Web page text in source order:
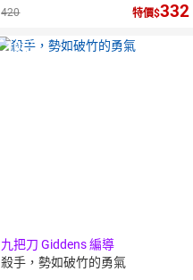
420
特價 332
10倍
九把刀 Giddens 編導
殺手，勢如破竹的勇氣